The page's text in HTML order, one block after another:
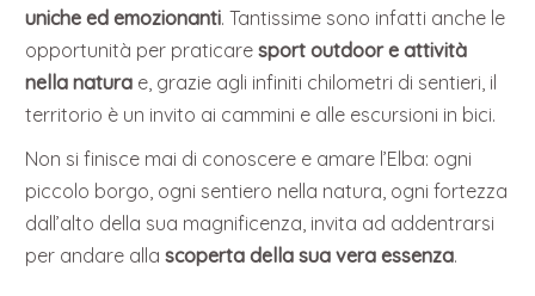
uniche ed emozionanti. Tantissime sono infatti anche le
opportunità per praticaresport outdoor e attività
nella natura e, grazie agli infiniti chilometri di sentieri, il
territorio è un invito ai cammini e alle escursioni in bici.
Non si finisce mai di conoscere e amare l’Elba: ogni
piccolo borgo, ogni sentiero nella natura, ogni fortezza
dall’alto della sua magnificenza, invita ad addentrarsi
per andare allascoperta della sua vera essenza.